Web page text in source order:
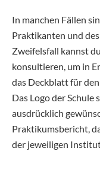
In manchen Fällen
Praktikanten und
Zweifelsfall kannst
konsultieren, um in
das Deckblatt für
Das Logo der
ausdrücklich
Praktikumsbericht,
der jeweiligen